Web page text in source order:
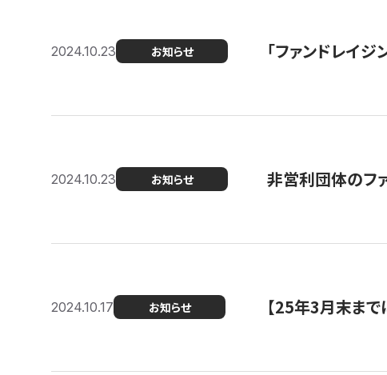
2024.10.23 お知らせ 「ファンドレイ
2024.10.23 お知らせ 非営利団体のフ
2024.10.17 お知らせ 【25年3月末ま